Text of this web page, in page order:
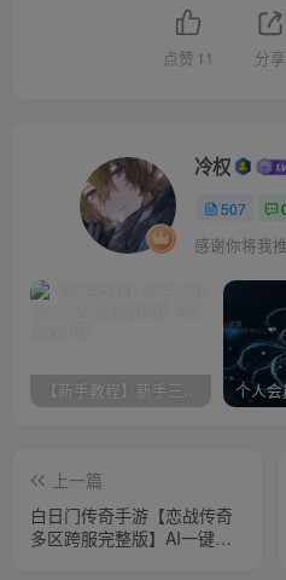
点赞 11 分享
冷权
507
感谢你将我
【新手教程】新手三分钟入门AI全自动搭建 个人
上一篇
白日门传奇手游【恋战传奇
多区跨服完整版】AI一键全